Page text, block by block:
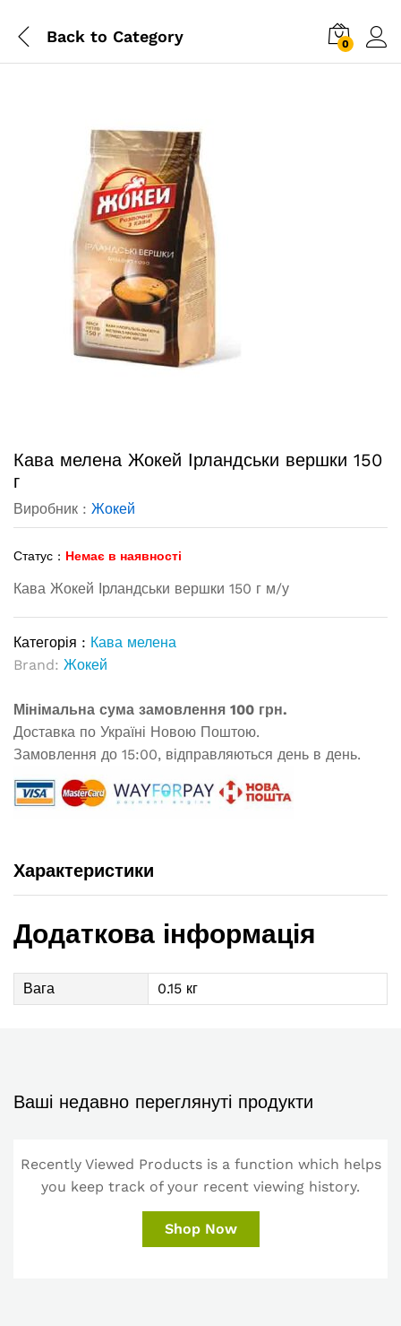
Back to Category 0
Кава мелена Жокей Ірландськи вершки 150
г
Виробник : Жокей
Статус : Немає в наявності
Кава Жокей Ірландськи вершки 150 г м/у
Категорія : Кава мелена
Brand: Жокей
Мінімальна сума замовлення 100 грн.
Доставка по Україні Новою Поштою.
Замовлення до 15:00, відправляються день в день.
Характеристики
Додаткова інформація
Вага 0.15 кг
Ваші недавно переглянуті продукти
Recently Viewed Products is a function which helps
you keep track of your recent viewing history.
Shop Now